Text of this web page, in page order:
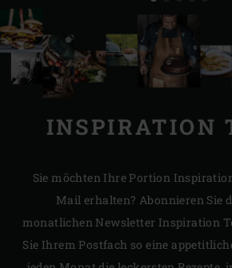
INSPIRATION
Sie möchten Ihre Portion
Mail erhalten? Abonnieren Sie
monatlichen Newsletter Inspiration
Sie Ihrem Postfach so eine